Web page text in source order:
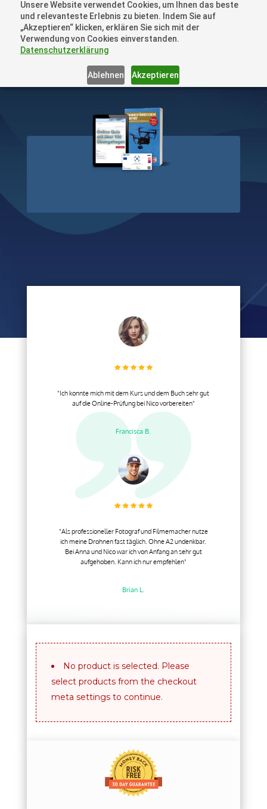
Unsere Website verwendet Cookies, um Ihnen das beste
und relevanteste Erlebnis zu bieten. Indem Sie auf
„Akzeptieren“ klicken, erklären Sie sich mit der
Verwendung von Cookies einverstanden.
Datenschutzerklärung
Ablehnen Akzeptieren
+41 44505 6667 oder +49 157 3598 0006
info@dronelions.academy
"Ich konnte mich mit dem Kurs und dem Buch sehr gut
auf die Online-Prüfung bei Nico vorbereiten"
Francisca B.
"Als professioneller Fotograf und Filmemacher nutze
ich meine Drohnen fast täglich. Ohne A2 undenkbar.
Bei Anna und Nico war ich von Anfang an sehr gut
aufgehoben. Kann ich nur empfehlen"
Brian L.
No product is selected. Please
select products from the checkout
meta settings to continue.